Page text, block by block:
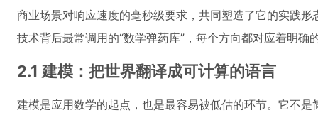
商业场景对响应速度的毫秒级要求，共同塑造了它的实践
技术背后最常调用的“数学弹药库”，每个方向都对应着明确
2.1 建模：把世界翻译成可计算的语言
建模是应用数学的起点，也是最容易被低估的环节。它不